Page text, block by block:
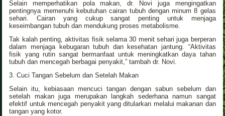
Selain memperhatikan pola makan, dr. Novi juga mengingatkan
pentingnya memenuhi kebutuhan cairan tubuh dengan minum 8 gelas
sehari. Cairan yang cukup sangat penting untuk menjaga
keseimbangan tubuh dan mendukung proses metabolisme.
Tak kalah penting, aktivitas fisik selama 30 menit sehari juga berperan
dalam menjaga kebugaran tubuh dan kesehatan jantung. “Aktivitas
fisik yang rutin sangat bermanfaat untuk meningkatkan daya tahan
tubuh dan mencegah berbagai penyakit,” tambah dr. Novi.
3. Cuci Tangan Sebelum dan Setelah Makan
Selain itu, kebiasaan mencuci tangan dengan sabun sebelum dan
setelah makan juga merupakan langkah sederhana namun sangat
efektif untuk mencegah penyakit yang ditularkan melalui makanan dan
tangan yang kotor.